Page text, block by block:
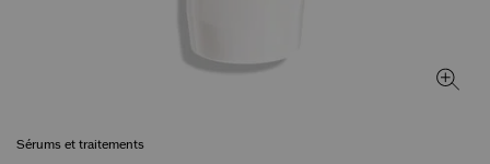
Sérums et traitements